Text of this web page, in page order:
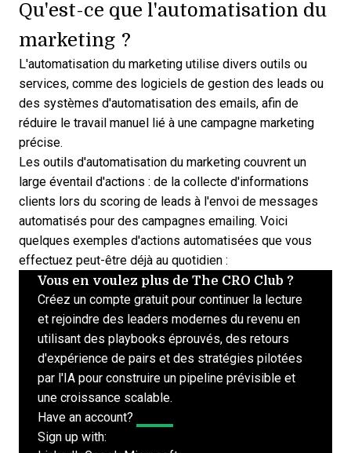
Qu'est-ce que l'automatisation du
marketing ?
L'automatisation du marketing utilise divers outils ou
services, comme des logiciels de gestion des leads ou
des systèmes d'automatisation des emails, afin de
réduire le travail manuel lié à une campagne marketing
précise.
Les outils d'automatisation du marketing couvrent un
large éventail d'actions : de la collecte d'informations
clients lors du scoring de leads à l'envoi de messages
automatisés pour des campagnes emailing. Voici
quelques exemples d'actions automatisées que vous
effectuez peut-être déjà au quotidien :
Vous en voulez plus de The CRO Club ?
Créez un compte gratuit pour continuer la lecture
et rejoindre des leaders modernes du revenu en
utilisant des playbooks éprouvés, des retours
d'expérience de pairs et des stratégies pilotées
par l'IA pour construire un pipeline prévisible et
une croissance scalable.
Have an account?
Sign up with: